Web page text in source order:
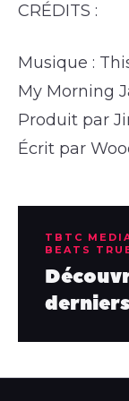
CRÉDITS :
Musique :
My Morning
Produit par
Écrit par
TBTC
BEATS